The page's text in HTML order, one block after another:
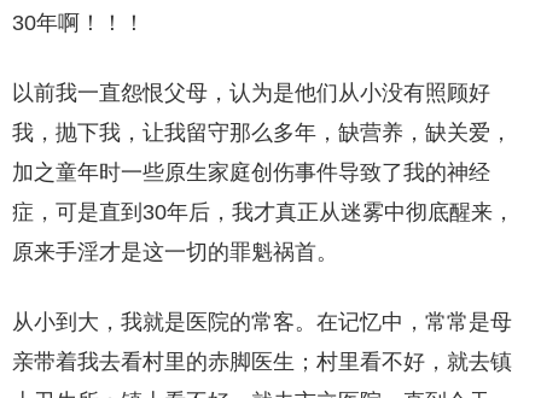
30年啊！！！
以前我一直怨恨父母，认为是他们从小没有照顾好
我，抛下我，让我留守那么多年，缺营养，缺关爱，
加之童年时一些原生家庭创伤事件导致了我的神经
症，可是直到30年后，我才真正从迷雾中彻底醒来，
原来手淫才是这一切的罪魁祸首。
从小到大，我就是医院的常客。在记忆中，常常是母
亲带着我去看村里的赤脚医生；村里看不好，就去镇